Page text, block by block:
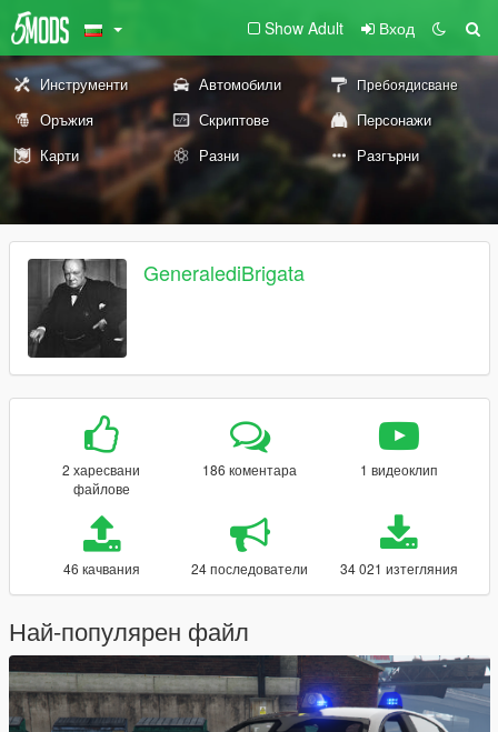
Show Adult Вход
Инструменти Автомобили Пребоядисване
Оръжия Скриптове
Персонажи
Карти
Разни Разгърни
GeneralediBrigata
2 харесвани
файлове
186 коментара 1 видеоклип
46 качвания 24 последователи 34 021 изтегляния
Най-популярен файл